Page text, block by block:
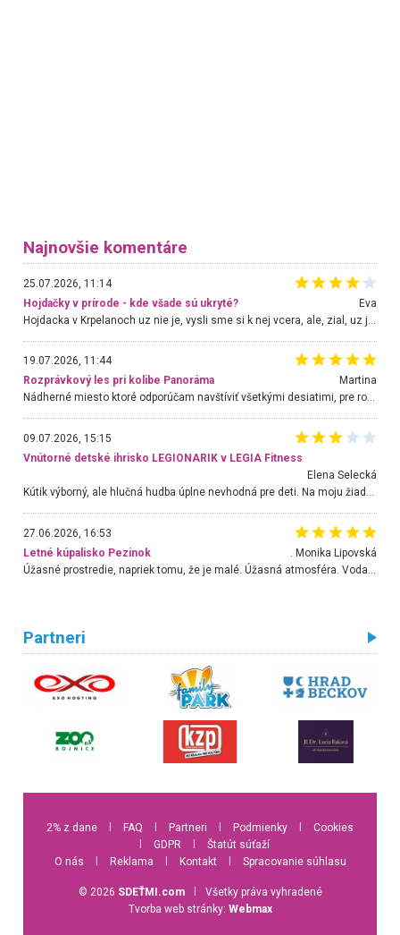
Najnovšie komentáre
25.07.2026, 11:14
Hojdačky v prírode - kde všade sú ukryté?
Eva
19.07.2026, 11:44
Rozprávkový les pri kolibe Panoráma
Martina
Nádherné miesto ktoré odporúčam navštíviť všetkými desiatimi, pre rodiny s deťmi, dôchodcom... Proste a jednoducho ozaj rozprávkový les.. určite ešte prídeme. Odniesli sme si na pamiatku krásne tričká,
09.07.2026, 15:15
Vnútorné detské ihrisko LEGIONARIK v LEGIA Fitness
Elena Selecká
Kútik výborný, ale hlučná hudba úplne nevhodná pre deti. Na moju žiadosť o aspoň sušenie nereagovali.
27.06.2026, 16:53
Letné kúpalisko Pezinok
. Monika Lipovská
Partneri
2% z dane FAQ Partneri Podmienky
Cookies
GDPR
Štatút súťaží
O nás
Reklama Kontakt Spracovanie súhlasu
© 2026 SDEŤMI.com
Všetky práva vyhradené
Tvorba web stránky: Webmax